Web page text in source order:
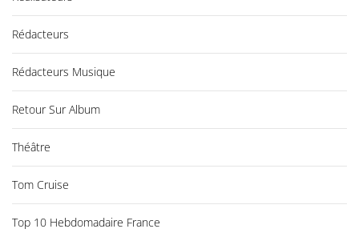
Rédacteurs
Rédacteurs Musique
Retour Sur Album
Théâtre
Tom Cruise
Top 10 Hebdomadaire France